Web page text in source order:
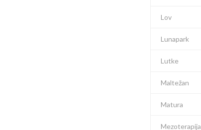
Lov
Lunapark
Lutke
Maltežan
Matura
Mezoterapija